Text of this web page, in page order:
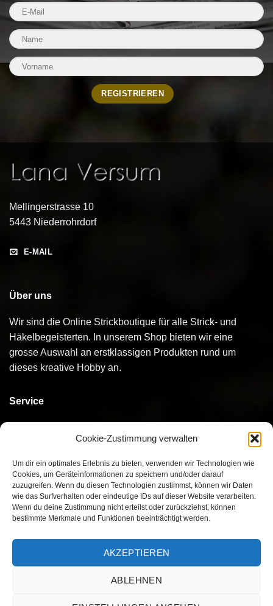
Cookie-Zustimmung verwalten
Um dir ein optimales Erlebnis zu bieten, verwenden wir Technologien wie
Cookies, um Geräteinformationen zu speichern und/oder darauf
zuzugreifen. Wenn du diesen Technologien zustimmst, können wir Daten
wie das Surfverhalten oder eindeutige IDs auf dieser Website verarbeiten.
Wenn du deine Zustimmung nicht erteilst oder zurückziehst, können
bestimmte Merkmale und Funktionen beeinträchtigt werden.
AKZEPTIEREN
ABLEHNEN
Mellingerstrasse 10
5443 Niederrohrdorf
E-MAIL
Über uns
Wir sind die Online Strickboutique für alle Strick- und
Häkelbegeisterten. In unserem Shop bieten wir eine
grosse Auswahl an erstklassigen Produkten rund um
dieses kreative Hobby an.
Service
Bezahlen
Versand